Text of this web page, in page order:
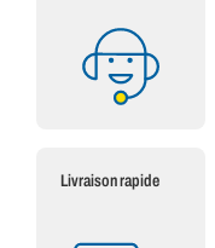
Livraison rapide